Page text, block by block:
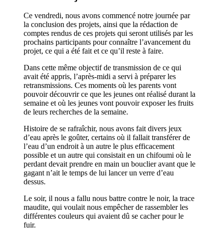
Ce vendredi, nous avons commencé notre journée par
la conclusion des projets, ainsi que la rédaction de
comptes rendus de ces projets qui seront utilisés par les
prochains participants pour connaître l’avancement du
projet, ce qui a été fait et ce qu’il reste à faire.
Dans cette même objectif de transmission de ce qui
avait été appris, l’après-midi a servi à préparer les
retransmissions. Ces moments où les parents vont
pouvoir découvrir ce que les jeunes ont réalisé durant la
semaine et où les jeunes vont pouvoir exposer les fruits
de leurs recherches de la semaine.
Histoire de se rafraîchir, nous avons fait divers jeux
d’eau après le goûter, certains où il fallait transférer de
l’eau d’un endroit à un autre le plus efficacement
possible et un autre qui consistait en un chifoumi où le
perdant devait prendre en main un bouclier avant que le
gagant n’ait le temps de lui lancer un verre d’eau
dessus.
Le soir, il nous a fallu nous battre contre le noir, la trace
maudite, qui voulait nous empêcher de rassembler les
différentes couleurs qui avaient dû se cacher pour le
fuir.